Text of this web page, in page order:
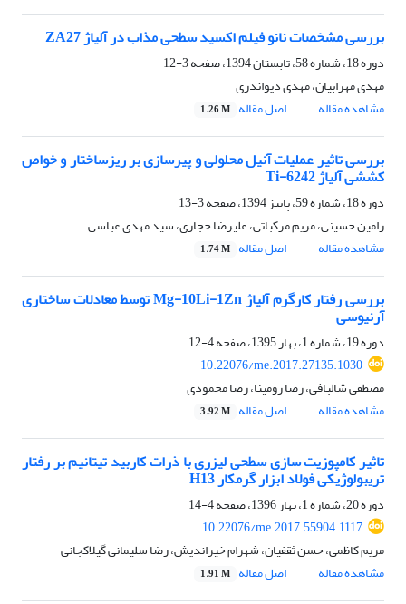
بررسی مشخصات نانو فیلم اکسید سطحی مذاب در آلیاژ ZA27
دوره 18، شماره 58، تابستان 1394، صفحه
3-12
مهدی مهرابیان، مهدی دیواندری
مشاهده مقاله
اصل مقاله 1.26 M
بررسی تاثیر عملیات آنیل محلولی و پیرسازی بر ریزساختار و خواص
کششی آلیاژ Ti-6242
دوره 18، شماره 59، پاییز 1394، صفحه
3-13
رامین حسینی، مریم مرکباتی، علیرضا حجاری، سید مهدی عباسی
مشاهده مقاله
اصل مقاله 1.74 M
بررسی رفتار کارگرم آلیاژ Mg-10Li-1Zn توسط معادلات ساختاری
آرنیوسی
دوره 19، شماره 1، بهار 1395، صفحه
4-12
10.22076/me.2017.27135.1030
مصطفی شالبافی، رضا رومینا، رضا محمودی
مشاهده مقاله
اصل مقاله 3.92 M
تاثیر کامپوزیت سازی سطحی لیزری با ذرات کاربید تیتانیم بر رفتار
تریبولوژیکی فولاد ابزار گرمکار H13
دوره 20، شماره 1، بهار 1396، صفحه
4-14
10.22076/me.2017.55904.1117
مریم کاظمی، حسن ثقفیان، شهرام خیراندیش، رضا سلیمانی گیلاکجانی
مشاهده مقاله
اصل مقاله 1.91 M